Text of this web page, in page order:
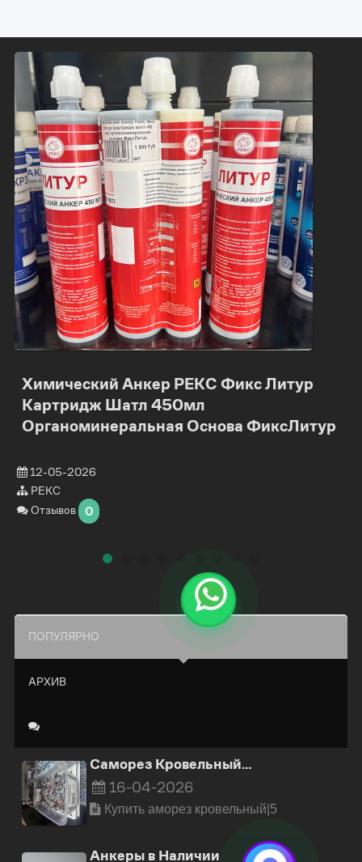
Химический Анкер РЕКС Фикс Литур
Картридж Шатл 450мл
Органоминеральная Основа ФиксЛитур
12-05-2026
РЕКС
Отзывов
0
ПОПУЛЯРНО
АРХИВ
Саморез Кровельный…
16-04-2026
Купить аморез кровельный|5
Анкеры в Наличии